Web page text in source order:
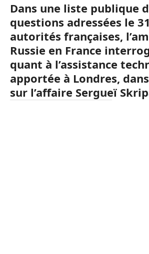
Dans une liste publique
questions adressées le
autorités françaises,
Russie en France
quant à l’assistance
apportée à Londres,
sur l’affaire Sergueï